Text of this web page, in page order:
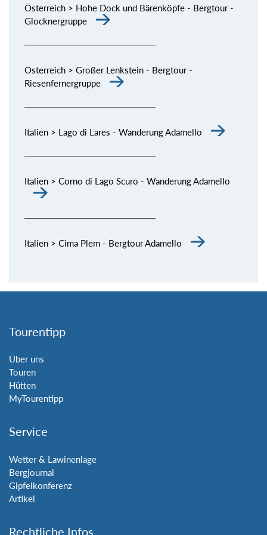
Österreich > Hohe Dock und Bärenköpfe - Bergtour -
Glocknergruppe
Österreich > Großer Lenkstein - Bergtour -
Riesenfernergruppe
Italien > Lago di Lares - Wanderung Adamello
Italien > Corno di Lago Scuro - Wanderung Adamello
Italien > Cima Plem - Bergtour Adamello
Tourentipp
Über uns
Touren
Hütten
MyTourentipp
Service
Wetter & Lawinenlage
Bergjournal
Gipfelkonferenz
Artikel
Rechtliche Infos